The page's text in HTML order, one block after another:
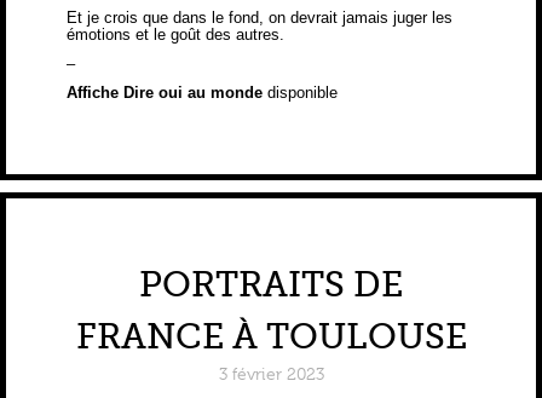
Et je crois que dans le fond, on devrait jamais juger les
émotions et le goût des autres.
–
Affiche Dire oui au monde disponible
PORTRAITS DE
FRANCE À TOULOUSE
3 février 2023